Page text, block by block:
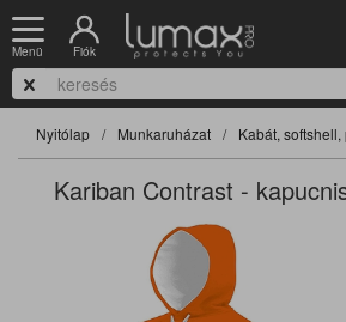
Menü Fiók
Nyitólap Munkaruházat Kabát,
Kariban Contrast -